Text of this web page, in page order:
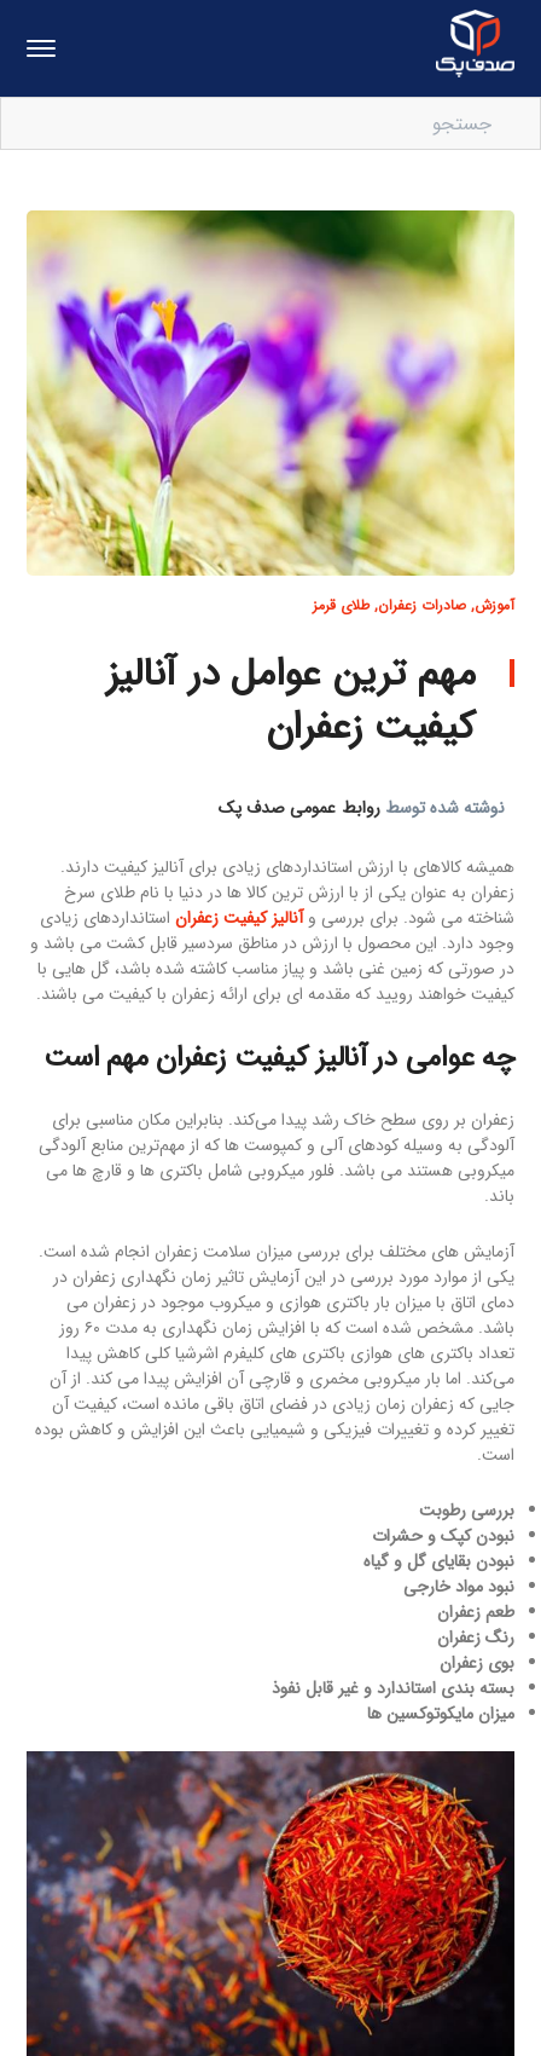
آموزش,صادرات زعفران,طلای قرمز
مهم ترین عوامل در آنالیز
کیفیت زعفران
نوشته شده توسطروابط عمومی صدف پک
همیشه کالاهای با ارزش استانداردهای زیادی برای آنالیز کیفیت دارند.
زعفران به عنوان یکی از با ارزش ترین کالا ها در دنیا با نام طلای سرخ
شناخته می شود. برای بررسی وآنالیز کیفیت زعفران استانداردهای زیادی
وجود دارد. این محصول با ارزش در مناطق سردسیر قابل کشت می باشد و
در صورتی که زمین غنی باشد و پیاز مناسب کاشته شده باشد، گل هایی با
کیفیت خواهند رویید که مقدمه ای برای ارائه زعفران با کیفیت می باشند.
چه عوامی در آنالیز کیفیت زعفران مهم است
زعفران بر روی سطح خاک رشد پیدا می‌کند. بنابراین مکان مناسبی برای
آلودگی به وسیله کودهای آلی و کمپوست ها که از مهم‌ترین منابع آلودگی
میکروبی هستند می باشد. فلور میکروبی شامل باکتری ها و قارچ ها می
باند.
آزمایش های مختلف برای بررسی میزان سلامت زعفران انجام شده است.
یکی از موارد مورد بررسی در این آزمایش تاثیر زمان نگهداری زعفران در
دمای اتاق با میزان بار باکتری هوازی و میکروب موجود در زعفران می
باشد. مشخص شده است که با افزایش زمان نگهداری به مدت ۶۰ روز
تعداد باکتری های هوازی باکتری های کلیفرم اشرشیا کلی کاهش پیدا
می‌کند. اما بار میکروبی مخمری و قارچی آن افزایش پیدا می کند. از آن
جایی که زعفران زمان زیادی در فضای اتاق باقی مانده است، کیفیت آن
تغییر کرده و تغییرات فیزیکی و شیمیایی باعث این افزایش و کاهش بوده
است.
بررسی رطوبت
نبودن کپک و حشرات
نبودن بقایای گل و گیاه
نبود مواد خارجی
طعم زعفران
رنگ زعفران
بوی زعفران
بسته بندی استاندارد و غیر قابل نفوذ
میزان مایکوتوکسین ها